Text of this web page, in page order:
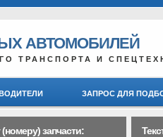
АВТОМОБИЛЕЙ
ТРАНСПОРТА И
ЗАПРОС ДЛЯ
запчасти: